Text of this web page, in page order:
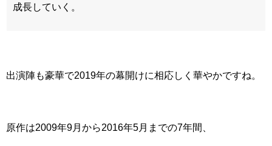
成長していく。
出演陣も豪華で2019年の幕開けに相応しく華やかですね。
原作は2009年9月から2016年5月までの7年間、